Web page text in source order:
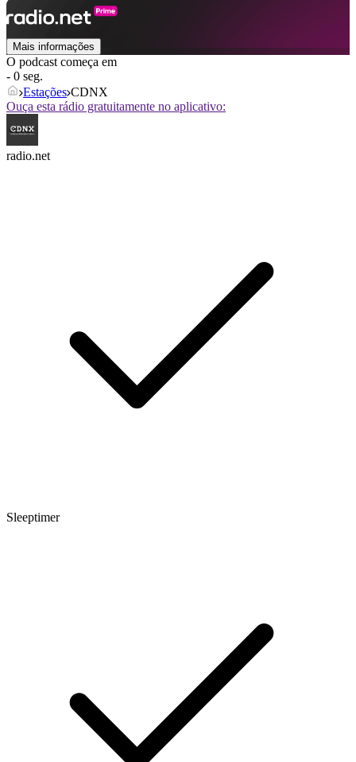
Mais informações
O podcast começa em
- 0 seg.
Estações CDNX
Ouça esta rádio gratuitamente no aplicativo:
radio.net
Sleeptimer